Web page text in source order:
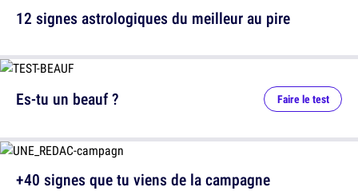
12 signes astrologiques du meilleur au pire
Es-tu un beauf ? Faire le test
+40 signes que tu viens de la campagne